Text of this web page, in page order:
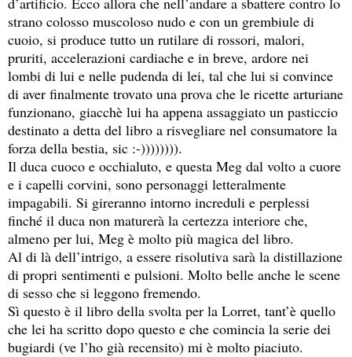
strano colosso muscoloso nudo e con un grembiule di
cuoio, si produce tutto un rutilare di rossori, malori,
pruriti, accelerazioni cardiache e in breve, ardore nei
lombi di lui e nelle pudenda di lei, tal che lui si convince
di aver finalmente trovato una prova che le ricette arturiane
funzionano, giacchè lui ha appena assaggiato un pasticcio
destinato a detta del libro a risvegliare nel consumatore la
forza della bestia, sic :-)))))))).
Il duca cuoco e occhialuto, e questa Meg dal volto a cuore
e i capelli corvini, sono personaggi letteralmente
impagabili. Si gireranno intorno increduli e perplessi
finché il duca non maturerà la certezza interiore che,
almeno per lui, Meg è molto più magica del libro.
Al di là dell’intrigo, a essere risolutiva sarà la distillazione
di propri sentimenti e pulsioni. Molto belle anche le scene
di sesso che si leggono fremendo.
Sì questo è il libro della svolta per la Lorret, tant’è quello
che lei ha scritto dopo questo e che comincia la serie dei
bugiardi (ve l’ho già recensito) mi è molto piaciuto.